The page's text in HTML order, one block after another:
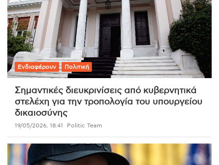
Ενδιαφέρουν Πολιτική
Σημαντικές διευκρινίσεις από κυβερνητικά
στελέχη για την τροπολογία του υπουργείου
δικαιοσύνης
19/05/2026, 18:41 Politic Team